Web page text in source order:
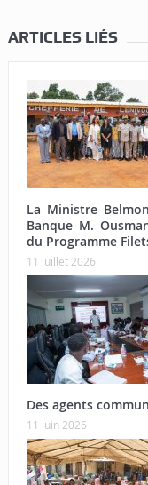
ARTICLES LIÉS
La Ministre
Banque M.
du Programme
11 juillet 2026
Des agents
11 juin 2026